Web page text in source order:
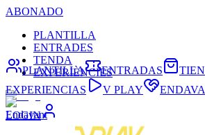
ABONADO
PLANTILLA
ENTRADES
TENDA
EXPERIÈNCIES
LOGIN
PLANTILLA ENTRADAS
EXPERIENCIAS
V PLAY
Endavant